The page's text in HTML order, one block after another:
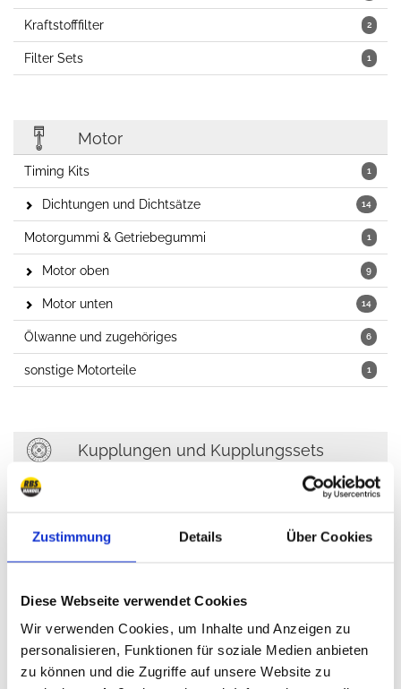
Zustimmung Details Über Cookies
Diese Webseite verwendet Cookies
Wir verwenden Cookies, um Inhalte und Anzeigen zu
personalisieren, Funktionen für soziale Medien anbieten
zu können und die Zugriffe auf unsere Website zu
2
Kraftstofffilter
1
Filter Sets
Motor
1
Timing Kits
14
Dichtungen und Dichtsätze
1
Motorgummi & Getriebegummi
9
Motor oben
14
Motor unten
6
Ölwanne und zugehöriges
1
sonstige Motorteile
Kupplungen und Kupplungssets
6
Kupplung
Ersatzteile Kupplung
Kühlung, Heizung, Klimaanlage